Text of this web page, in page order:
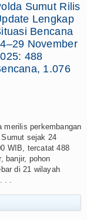
Sumut Rilis
Lengkap
Bencana
November
488
1.076
merilis perkembangan
sejak 24
WIB, tercatat 488
banjir, pohon
di 21 wilayah
. .